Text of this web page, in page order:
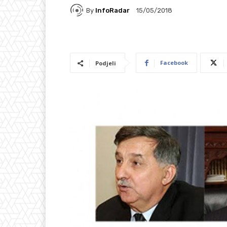
By InfoRadar 15/05/2018
Podjeli Facebook